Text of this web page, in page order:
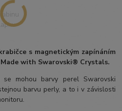
s magnetickým zapínáním
with Swarovski® Crystals.
se mohou barvy perel Swarovski
barvu perly, a to i v závislosti